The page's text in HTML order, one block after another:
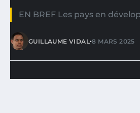
EN BREF Les pays en
GUILLAUME VIDAL•8 MARS 2025